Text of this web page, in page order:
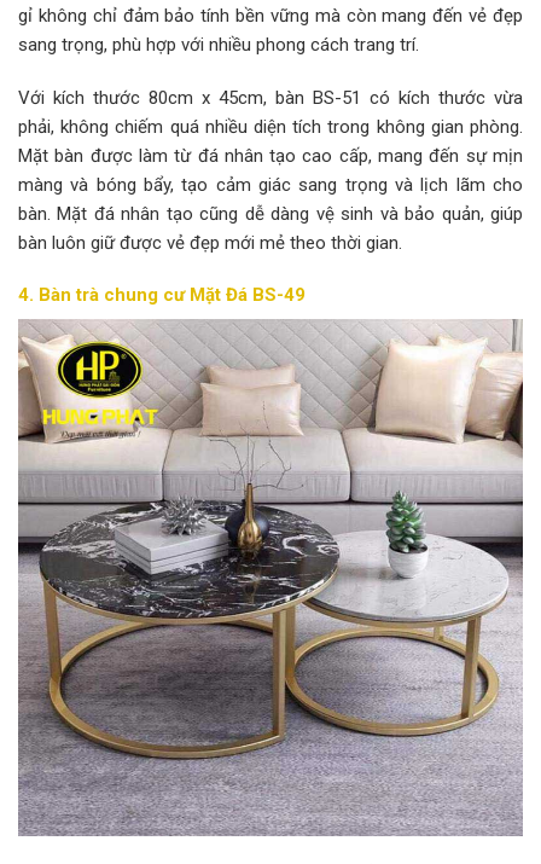
gỉ không chỉ đảm bảo tính bền vững mà còn mang đến vẻ đẹp
sang trọng, phù hợp với nhiều phong cách trang trí.
Với kích thước 80cm x 45cm, bàn BS-51 có kích thước vừa
phải, không chiếm quá nhiều diện tích trong không gian phòng.
Mặt bàn được làm từ đá nhân tạo cao cấp, mang đến sự mịn
màng và bóng bẩy, tạo cảm giác sang trọng và lịch lãm cho
bàn. Mặt đá nhân tạo cũng dễ dàng vệ sinh và bảo quản, giúp
bàn luôn giữ được vẻ đẹp mới mẻ theo thời gian.
4. Bàn trà chung cư Mặt Đá BS-49